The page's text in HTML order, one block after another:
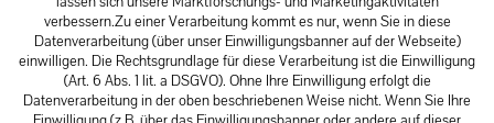
verbessern.Zu einer Verarbeitung kommt es nur, wenn Sie in diese
Datenverarbeitung (über unser Einwilligungsbanner auf der Webseite)
einwilligen. Die Rechtsgrundlage für diese Verarbeitung ist die Einwilligung
(Art. 6 Abs. 1 lit. a DSGVO). Ohne Ihre Einwilligung erfolgt die
Datenverarbeitung in der oben beschriebenen Weise nicht. Wenn Sie Ihre